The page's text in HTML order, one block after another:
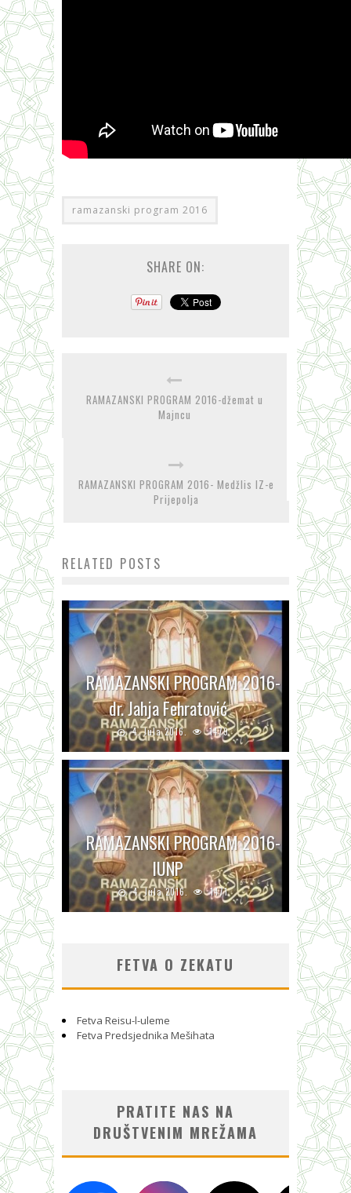
ramazanski program 2016
SHARE ON:
RAMAZANSKI PROGRAM 2016-džemat u
Majncu
RAMAZANSKI PROGRAM 2016- Medžlis IZ-e
Prijepolja
RELATED POSTS
RAMAZANSKI PROGRAM 2016-
dr. Jahja Fehratović
4. Jula 2016. 1479
RAMAZANSKI PROGRAM 2016-
IUNP
4. Jula 2016. 1471
FETVA O ZEKATU
Fetva Reisu-l-uleme
Fetva Predsjednika Mešihata
PRATITE NAS NA
DRUŠTVENIM MREŽAMA